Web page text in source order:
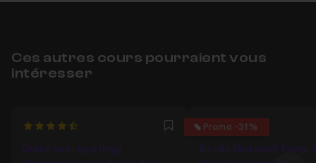
Ces autres cours pourraient vous
intéresser
4.5789473684211 Favori
Créez vos reportings
Promo -31%
5
Bundle Microsoft Power